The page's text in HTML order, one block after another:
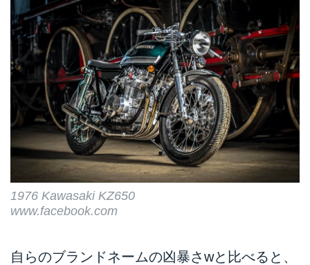
1976 Kawasaki KZ650
www.facebook.com
自らのブランドネームの凶暴さwと比べると、